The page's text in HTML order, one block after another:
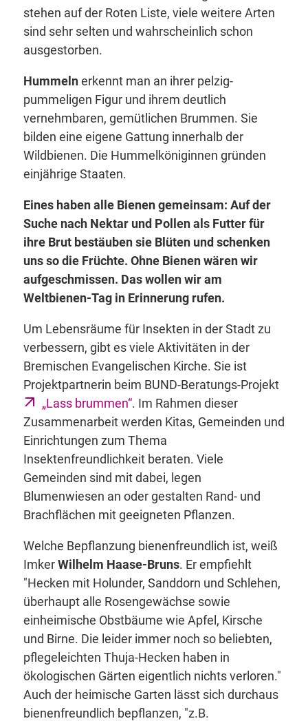
stehen auf der Roten Liste, viele weitere Arten
sind sehr selten und wahrscheinlich schon
ausgestorben.
Hummelnerkennt man an ihrer pelzig-
pummeligen Figur und ihrem deutlich
vernehmbaren, gemütlichen Brummen. Sie
bilden eine eigene Gattung innerhalb der
Wildbienen. Die Hummelköniginnen gründen
einjährige Staaten.
Eines haben alle Bienen gemeinsam: Auf der
Suche nach Nektar und Pollen als Futter für
ihre Brut bestäuben sie Blüten und schenken
uns so die Früchte. Ohne Bienen wären wir
aufgeschmissen. Das wollen wir am
Weltbienen-Tag in Erinnerung rufen.
Um Lebensräume für Insekten in der Stadt zu
verbessern, gibt es viele Aktivitäten in der
Bremischen Evangelischen Kirche. Sie ist
Projektpartnerin beim BUND-Beratungs-Projekt
„Lass brummen“. Im Rahmen dieser
Zusammenarbeit werden Kitas, Gemeinden und
Einrichtungen zum Thema
Insektenfreundlichkeit beraten. Viele
Gemeinden sind mit dabei, legen
Blumenwiesen an oder gestalten Rand- und
Brachflächen mit geeigneten Pflanzen.
Welche Bepflanzung bienenfreundlich ist, weiß
ImkerWilhelm Haase-Bruns. Er empfiehlt
"Hecken mit Holunder, Sanddorn und Schlehen,
überhaupt alle Rosengewächse sowie
einheimische Obstbäume wie Apfel, Kirsche
und Birne. Die leider immer noch so beliebten,
pflegeleichten Thuja-Hecken haben in
ökologischen Gärten eigentlich nichts verloren."
Auch der heimische Garten lässt sich durchaus
bienenfreundlich bepflanzen, "z.B.